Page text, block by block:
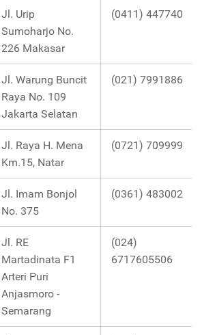
Jl. Urip
Sumoharjo No.
226 Makasar
(0411) 447740
Jl. Warung Buncit
Raya No. 109
Jakarta Selatan
(021) 7991886
Jl. Raya H. Mena
Km.15, Natar
(0721) 709999
Jl. Imam Bonjol
No. 375
(0361) 483002
Jl. RE
Martadinata F1
Arteri Puri
Anjasmoro -
Semarang
(024)
6717605506